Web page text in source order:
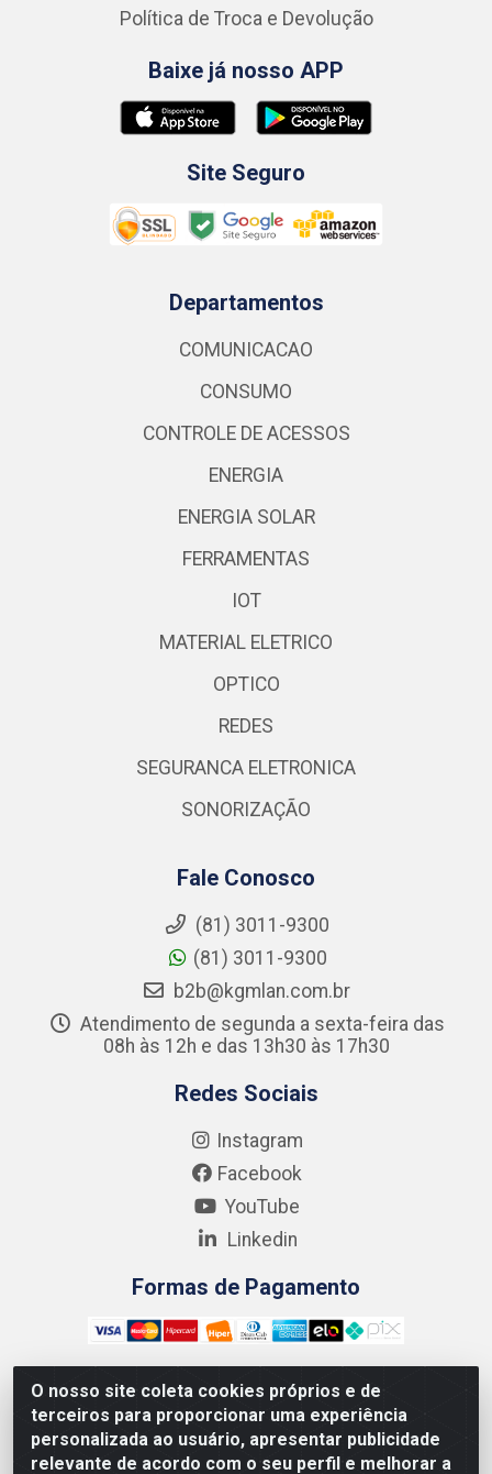
O nosso site coleta cookies próprios e de
terceiros para proporcionar uma experiência
personalizada ao usuário, apresentar publicidade
relevante de acordo com o seu perfil e melhorar a
Política de Troca e Devolução
Baixe já nosso APP
Site Seguro
Departamentos
COMUNICACAO
CONSUMO
CONTROLE DE ACESSOS
ENERGIA
ENERGIA SOLAR
FERRAMENTAS
IOT
MATERIAL ELETRICO
OPTICO
REDES
SEGURANCA ELETRONICA
SONORIZAÇÃO
Fale Conosco
(81) 3011-9300
(81) 3011-9300
b2b@kgmlan.com.br
Atendimento de segunda a sexta-feira das
08h às 12h e das 13h30 às 17h30
Redes Sociais
Instagram
Facebook
YouTube
Linkedin
Formas de Pagamento
Kgmlan Distribuidora LTDA - CNPJ 18.217.682/0001-54 -
Rua Pedro de Barros Cavalcante, 58 - Bultrins, Olinda/PE
- CEP 53320-110